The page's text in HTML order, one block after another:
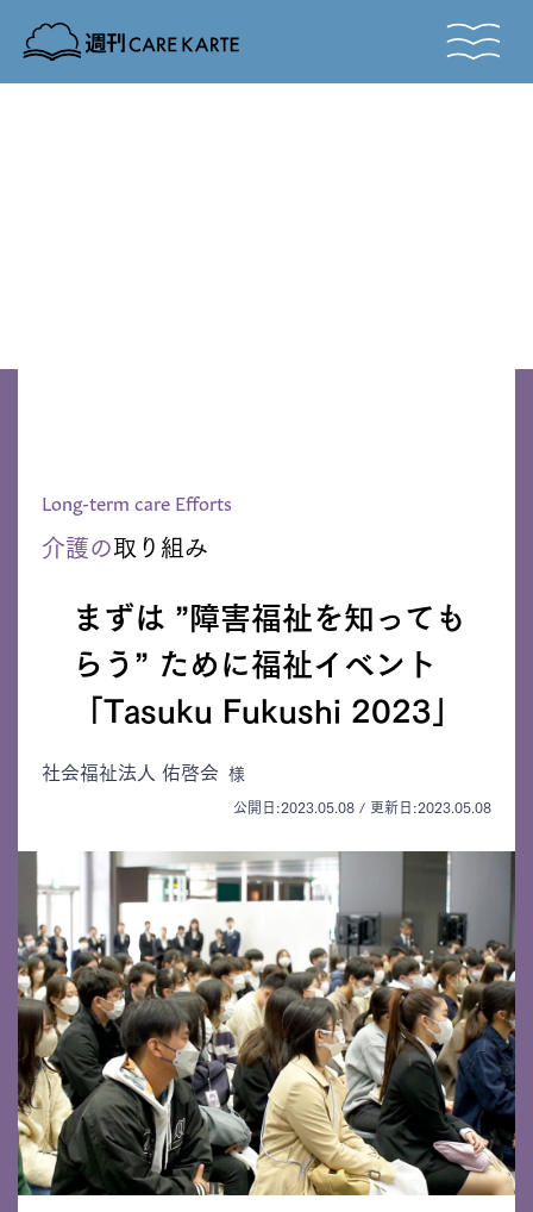
Vol.
Long-term care Efforts
介護の取り組み
まずは ”障害福祉を知っても
らう” ために福祉イベント
「Tasuku Fukushi 2023」
社会福祉法人 佑啓会 様
公開日:2023.05.08 / 更新日:2023.05.08